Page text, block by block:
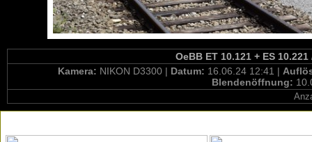
OeBB ET 10.121 + ES
Kamera: NIKON D3300 | Datum: 16.06.24 12:41 |
Blendenöffnung: